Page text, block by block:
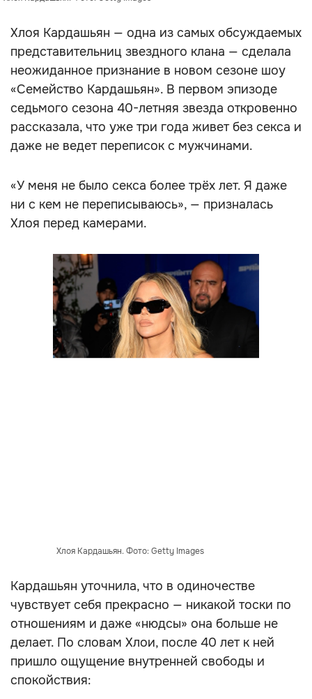
Хлоя Кардашьян — одна из самых обсуждаемых
представительниц звездного клана — сделала
неожиданное признание в новом сезоне шоу
«Семейство Кардашьян». В первом эпизоде
седьмого сезона 40-летняя звезда откровенно
рассказала, что уже три года живет без секса и
даже не ведет переписок с мужчинами.
«У меня не было секса более трёх лет. Я даже
ни с кем не переписываюсь», — призналась
Хлоя перед камерами.
Хлоя Кардашьян. Фото: Getty Images
Кардашьян уточнила, что в одиночестве
чувствует себя прекрасно — никакой тоски по
отношениям и даже «нюдсы» она больше не
делает. По словам Хлои, после 40 лет к ней
пришло ощущение внутренней свободы и
спокойствия: